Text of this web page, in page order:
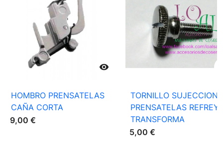

HOMBRO PRENSATELAS
CAÑA CORTA
9,00 €
TORNILLO SUJECCION
PRENSATELAS REFREY
TRANSFORMA
5,00 €